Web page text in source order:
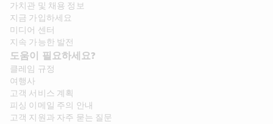
가치관 및 채용 정보​
지금 가입하세요
미디어 센터
지속 가능한 발전
도움이 필요하세요?
클레임 규정
여행사
고객 서비스 계획
피싱 이메일 주의 안내
고객 지원과 자주 묻는 질문